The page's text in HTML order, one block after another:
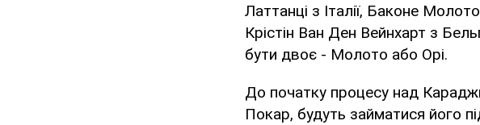
Латтанці з Італії, Баконе
Крістін Ван Ден Вейнхарт з
бути двоє - Молото або Орі.
До початку процесу над
Покар, будуть займатися його